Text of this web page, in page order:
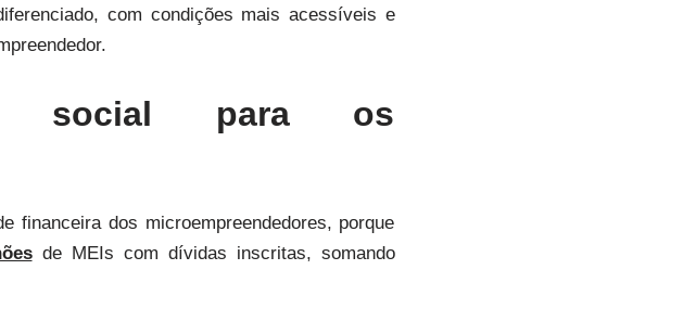
com condições mais acessíveis e
social para os
financeira dos microempreendedores, porque
de MEIs com dívidas inscritas, somando